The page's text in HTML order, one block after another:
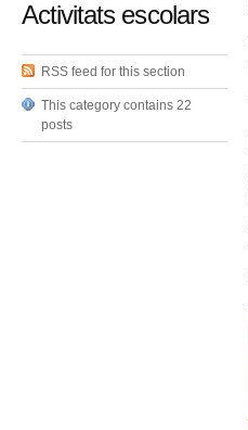
Activitats escolars
RSS feed for this section
This category contains 22
posts